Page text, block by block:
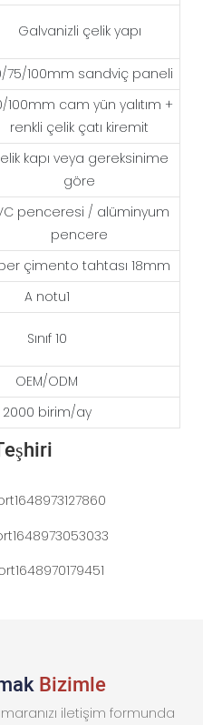
Galvanizli çelik yapı
75/100mm sandviç paneli
100mm cam yün yalıtım +
renkli çelik çatı kiremit
kapı veya gereksinime
göre
penceresi / alüminyum
pencere
çimento tahtası 18mm
A notu1
Sınıf 10
OEM/ODM
2000 birim/ay
Bizimle
iletişim formunda